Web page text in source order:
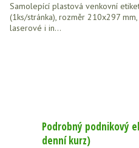
Samolepící plastová venkovní
(1ks/stránka), rozměr 210x297
laserové i in...
Podrobný podnikový
denní kurz)